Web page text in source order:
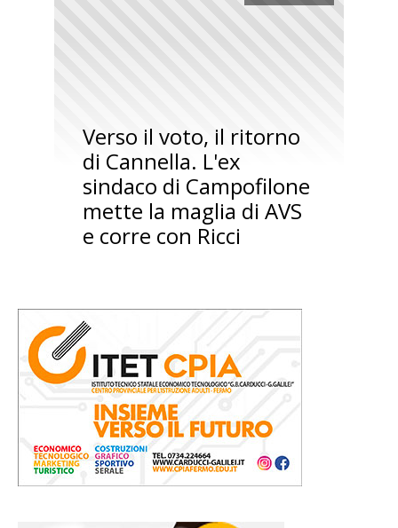
Verso il voto, il ritorno
di Cannella. L'ex
sindaco di Campofilone
mette la maglia di AVS
e corre con Ricci